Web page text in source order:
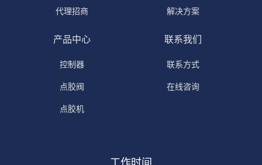
代理招商 解决方案
产品中心
控制器
点胶阀
点胶机
联系我们
联系方式
在线咨询
工作时间